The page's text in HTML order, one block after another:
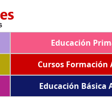
Educación
Cursos Formación
Educación Básica